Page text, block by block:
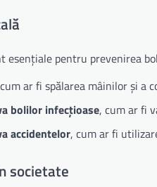
esențiale pentru prevenirea
ar fi spălarea mâinilor și a
bolilor infecțioase, cum ar fi
accidentelor, cum ar fi
societate